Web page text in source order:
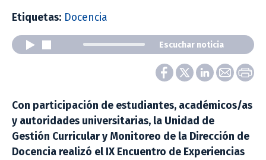
Etiquetas: Docencia
Escuchar noticia
Con participación de estudiantes, académicos/as
y autoridades universitarias, la Unidad de
Gestión Curricular y Monitoreo de la Dirección de
Docencia realizó el IX Encuentro de Experiencias